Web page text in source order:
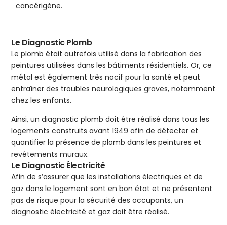
cancérigène.
Le Diagnostic Plomb
Le plomb était autrefois utilisé dans la fabrication des
peintures utilisées dans les bâtiments résidentiels. Or, ce
métal est également très nocif pour la santé et peut
entraîner des troubles neurologiques graves, notamment
chez les enfants.
Ainsi, un diagnostic plomb doit être réalisé dans tous les
logements construits avant 1949 afin de détecter et
quantifier la présence de plomb dans les peintures et
revêtements muraux.
Le Diagnostic Électricité
Afin de s’assurer que les installations électriques et de
gaz dans le logement sont en bon état et ne présentent
pas de risque pour la sécurité des occupants, un
diagnostic électricité et gaz doit être réalisé.